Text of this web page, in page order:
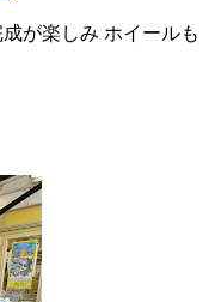
が楽しみ ホイールも